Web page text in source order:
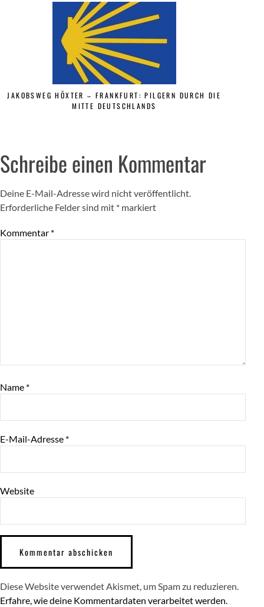
JAKOBSWEG HÖXTER – FRANKFURT: PILGERN DURCH DIE
MITTE DEUTSCHLANDS
Schreibe einen Kommentar
Deine E-Mail-Adresse wird nicht veröffentlicht.
Erforderliche Felder sind mit * markiert
Kommentar *
Name *
E-Mail-Adresse *
Website
Diese Website verwendet Akismet, um Spam zu reduzieren.
Erfahre, wie deine Kommentardaten verarbeitet werden.